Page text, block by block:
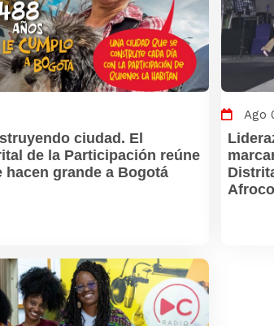
ciudad. El
de la Participación reúne
hacen grande a Bogotá
Ago